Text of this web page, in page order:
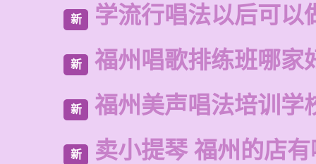
新 学流行唱法以后可以
新 福州唱歌排练班哪家
新 福州美声唱法培训学
新 卖小提琴 福州的店